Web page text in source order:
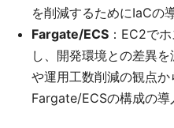
を削減するためにIaCの
Fargate/ECS ：EC2で
し、開発環境との差異
や運用工数削減の観点
Fargate/ECSの構成の導